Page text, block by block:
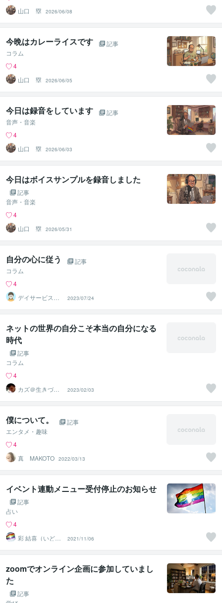
山口 塁
2026/06/08
今晩はカレーライスです
記事
コラム
4
山口 塁
2026/06/05
今日は録音をしています
記事
音声・音楽
4
山口 塁
2026/06/03
今日はボイスサンプルを録音しました
記事
音声・音楽
4
山口 塁
2026/05/31
自分の心に従う
記事
コラム
4
デイサービスの
お兄さん つっ
ちん
2023/07/24
ネットの世界の自分こそ本当の自分になる
時代
記事
コラム
4
カズ＠生きづら
い人のカウンセ
ラー
2023/02/03
僕について。
記事
エンタメ・趣味
4
真 MAKOTO 2022/03/13
イベント連動メニュー受付停止のお知らせ
記事
占い
4
彩 結喜（いどろ
り ゆうき）
2021/11/06
zoomでオンライン企画に参加していまし
た
記事